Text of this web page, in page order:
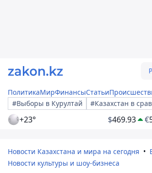
ПолитикаМирФинансыСтатьи
#Выборы в Курултай
#Казахстан в
+23° $469.93 €
Новости Казахстана и мира на сегодня
Новости культуры и шоу-бизнеса